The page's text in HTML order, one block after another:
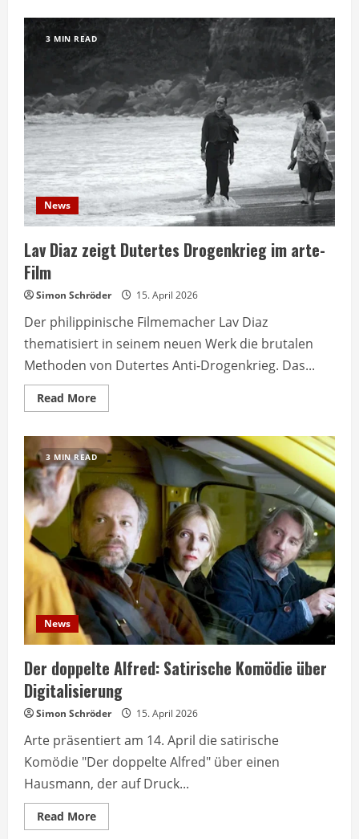
Kurzfilme
zum
Frauenfilmfest
Dortmund
3 MIN READ
News
Lav Diaz zeigt Dutertes Drogenkrieg im arte-
Film
Simon Schröder 15. April 2026
Der philippinische Filmemacher Lav Diaz
thematisiert in seinem neuen Werk die brutalen
Methoden von Dutertes Anti-Drogenkrieg. Das...
Read MoreRead
more
Diaz
zeigt
Dutertes
Drogenkrieg
im
arte-
Film
3 MIN READ
News
Der doppelte Alfred: Satirische Komödie über
Digitalisierung
Simon Schröder 15. April 2026
Arte präsentiert am 14. April die satirische
Komödie "Der doppelte Alfred" über einen
Hausmann, der auf Druck...
Read MoreRead
more